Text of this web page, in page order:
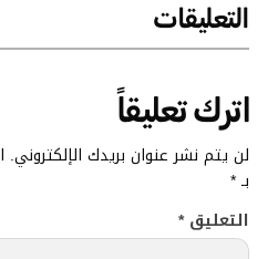
التعليقات
اترك تعليقاً
لن يتم نشر عنوان بريدك الإلكتروني.
بـ*
التعليق*